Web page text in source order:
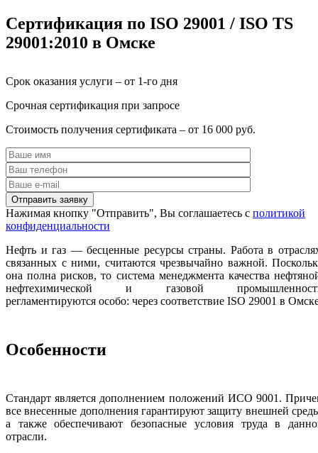
Сертификация по ISO 29001 / ISO TS
29001:2010 в Омске
Срок оказания услуги – от 1-го дня
Срочная сертификация при запросе
Стоимость получения сертификата – от 16 000 руб.
Нажимая кнопку "Отправить", Вы соглашаетесь с политикой
конфиденциальности
Нефть и газ — бесценные ресурсы страны. Работа в
связанных с ними, считаются чрезвычайно важной.
она полна рисков, то система менеджмента качества
нефтехимической и газовой
регламентируются особо: через соответствие ISO 29001 в
Особенности
Стандарт является дополнением положений ИСО 9001.
все внесенные дополнения гарантируют защиту внешней
а также обеспечивают безопасные условия труда в
отрасли.